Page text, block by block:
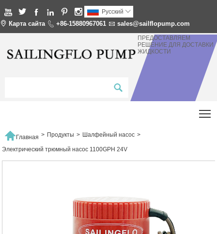
      Pусский 
 Карта сайта  +86-15880967061  sales@sailflopump.com
ПРЕДОСТАВЛЯЕМ
РЕШЕНИЕ ДЛЯ ДОСТАВКИ
ЖИДКОСТИ
Главная > Продукты > Шалфейный насос >
Электрический трюмный насос 1100GPH 24V